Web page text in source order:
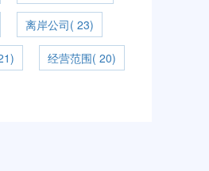
离岸公司( 23)
经营范围( 20)